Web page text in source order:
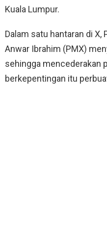
Kuala Lumpur.
Dalam satu hantaran di X,
Anwar Ibrahim (PMX)
sehingga mencederakan
berkepentingan itu